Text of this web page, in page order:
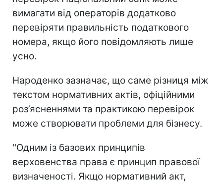
вимагати від операторів додатково
перевіряти правильність податкового
номера, якщо його повідомляють лише
усно.
Народенко зазначає, що саме різниця між
текстом нормативних актів, офіційними
роз’ясненнями та практикою перевірок
може створювати проблеми для бізнесу.
''Одним із базових принципів
верховенства права є принцип правової
визначеності. Якщо нормативний акт,